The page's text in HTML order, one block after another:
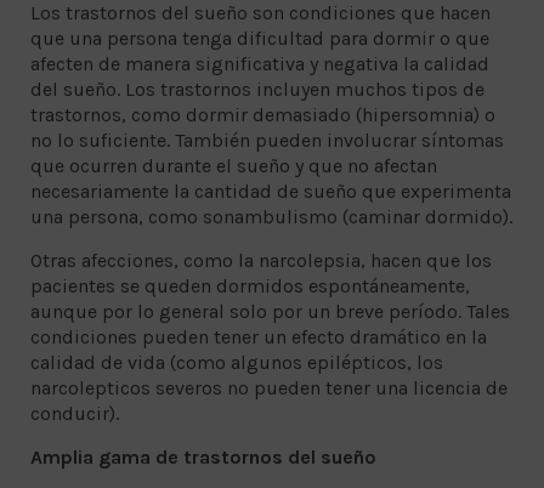
Los trastornos del sueño son condiciones que hacen
que una persona tenga dificultad para dormir o que
afecten de manera significativa y negativa la calidad
del sueño. Los trastornos incluyen muchos tipos de
trastornos, como dormir demasiado (hipersomnia) o
no lo suficiente. También pueden involucrar síntomas
que ocurren durante el sueño y que no afectan
necesariamente la cantidad de sueño que experimenta
una persona, como sonambulismo (caminar dormido).
Otras afecciones, como la narcolepsia, hacen que los
pacientes se queden dormidos espontáneamente,
aunque por lo general solo por un breve período. Tales
condiciones pueden tener un efecto dramático en la
calidad de vida (como algunos epilépticos, los
narcolepticos severos no pueden tener una licencia de
conducir).
Amplia gama de trastornos del sueño